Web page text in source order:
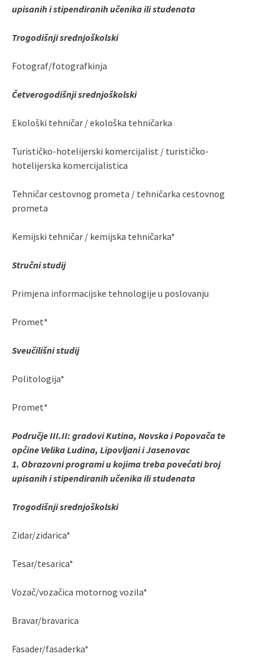
upisanih i stipendiranih učenika ili studenata
Trogodišnji srednjoškolski
Fotograf/fotografkinja
Četverogodišnji srednjoškolski
Ekološki tehničar / ekološka tehničarka
Turističko-hotelijerski komercijalist / turističko-
hotelijerska komercijalistica
Tehničar cestovnog prometa / tehničarka cestovnog
prometa
Kemijski tehničar / kemijska tehničarka*
Stručni studij
Primjena informacijske tehnologije u poslovanju
Promet*
Sveučilišni studij
Politologija*
Promet*
Područje III.II: gradovi Kutina, Novska i Popovača te
općine Velika Ludina, Lipovljani i Jasenovac
1. Obrazovni programi u kojima treba povećati broj
upisanih i stipendiranih učenika ili studenata
Trogodišnji srednjoškolski
Zidar/zidarica*
Tesar/tesarica*
Vozač/vozačica motornog vozila*
Bravar/bravarica
Fasader/fasaderka*